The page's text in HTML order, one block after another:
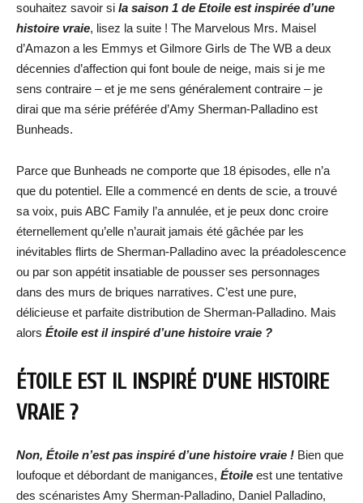
souhaitez savoir si la saison 1 de Etoile est inspirée d’une
histoire vraie, lisez la suite ! The Marvelous Mrs. Maisel
d’Amazon a les Emmys et Gilmore Girls de The WB a deux
décennies d’affection qui font boule de neige, mais si je me
sens contraire – et je me sens généralement contraire – je
dirai que ma série préférée d’Amy Sherman-Palladino est
Bunheads.
Parce que Bunheads ne comporte que 18 épisodes, elle n’a
que du potentiel. Elle a commencé en dents de scie, a trouvé
sa voix, puis ABC Family l’a annulée, et je peux donc croire
éternellement qu’elle n’aurait jamais été gâchée par les
inévitables flirts de Sherman-Palladino avec la préadolescence
ou par son appétit insatiable de pousser ses personnages
dans des murs de briques narratives. C’est une pure,
délicieuse et parfaite distribution de Sherman-Palladino. Mais
alors Étoile est il inspiré d’une histoire vraie ?
ÉTOILE EST IL INSPIRÉ D’UNE HISTOIRE
VRAIE ?
Non, Étoile n’est pas inspiré d’une histoire vraie ! Bien que
loufoque et débordant de manigances, Étoile est une tentative
des scénaristes Amy Sherman-Palladino, Daniel Palladino,